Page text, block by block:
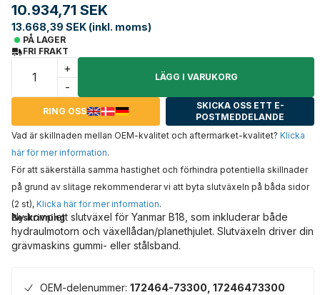
10.934,71 SEK
13.668,39 SEK (inkl. moms)
PÅ LAGER
FRI FRAKT
+
-
LÄGG I VARUKORG
RING OSS
SKICKA OSS ETT E-
POSTMEDDELANDE
Vad är skillnaden mellan OEM-kvalitet och aftermarket-kvalitet? Klicka
här för mer information.
För att säkerställa samma hastighet och förhindra potentiella skillnader
på grund av slitage rekommenderar vi att byta slutväxeln på båda sidor
(2 st), Klicka här för mer information.
Beskrivning
Ny komplett slutväxel för Yanmar B18, som inkluderar både
hydraulmotorn och växellådan/planethjulet. Slutväxeln driver din
grävmaskins gummi- eller stålsband.
OEM-delenummer: 172464-73300, 17246473300